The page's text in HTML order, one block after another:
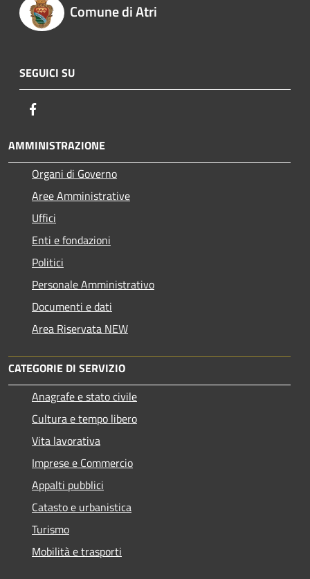
Comune di Atri
SEGUICI SU
AMMINISTRAZIONE
Organi di Governo
Aree Amministrative
Uffici
Enti e fondazioni
Politici
Personale Amministrativo
Documenti e dati
Area Riservata NEW
CATEGORIE DI SERVIZIO
Anagrafe e stato civile
Cultura e tempo libero
Vita lavorativa
Imprese e Commercio
Appalti pubblici
Catasto e urbanistica
Turismo
Mobilità e trasporti